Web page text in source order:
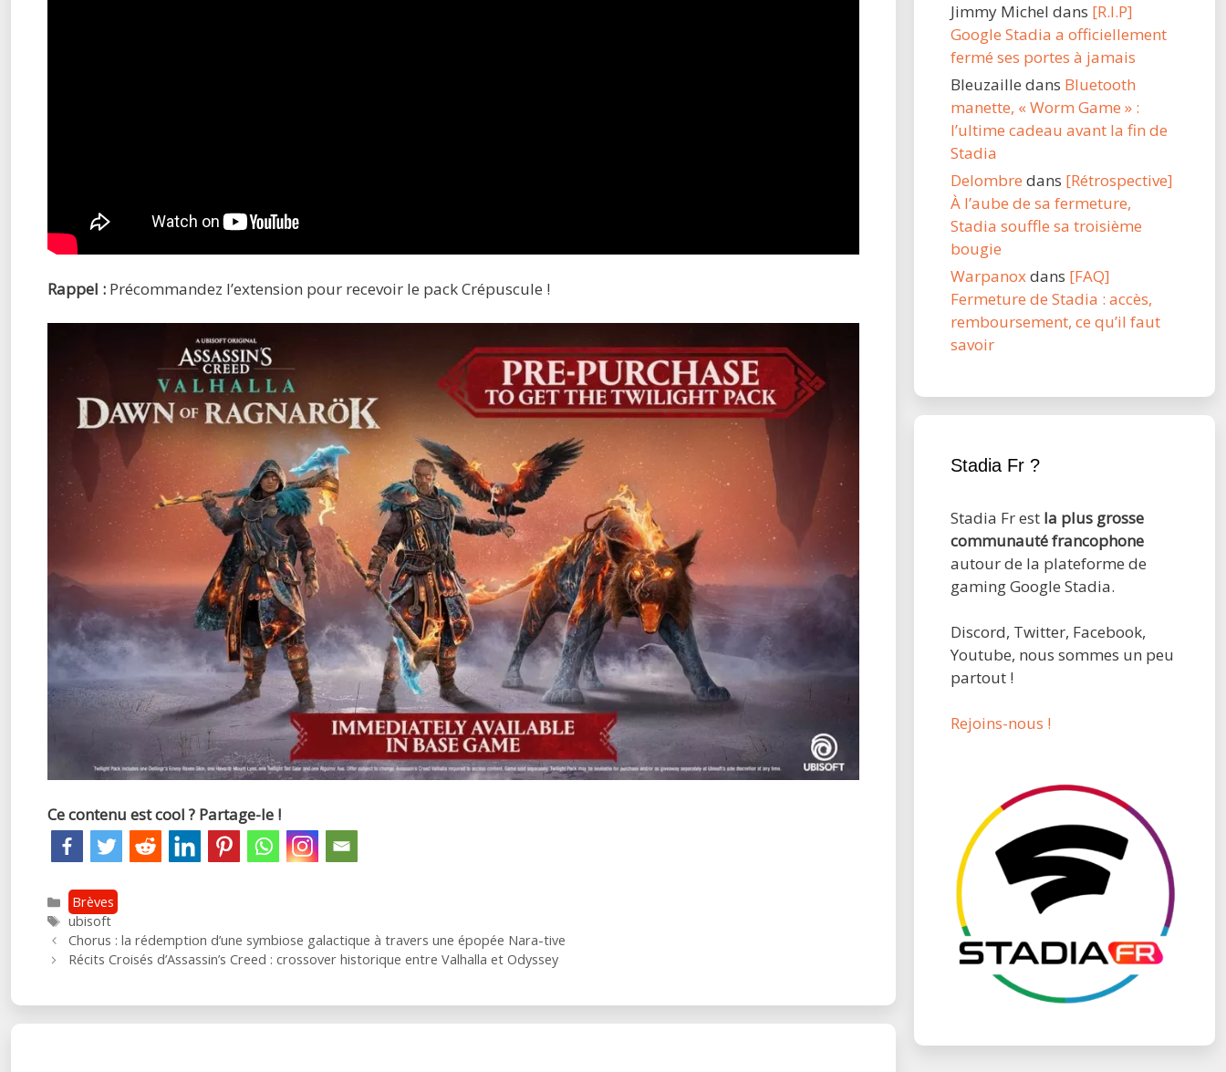
Rappel : Précommandez l’extension pour recevoir le pack Crépuscule !
Ce contenu est cool ? Partage-le !
Catégories
Brèves
Étiquettes
ubisoft
Post
navigation
Chorus : la rédemption d’une symbiose galactique à travers une épopée Nara-tive
Récits Croisés d’Assassin’s Creed : crossover historique entre Valhalla et Odyssey
Jimmy Michel dans [R.I.P]
Google Stadia a officiellement
fermé ses portes à jamais
Bleuzaille dans Bluetooth
manette, « Worm Game » :
l’ultime cadeau avant la fin de
Stadia
Delombre dans [Rétrospective]
À l’aube de sa fermeture,
Stadia souffle sa troisième
bougie
Warpanoxdans [FAQ]
Fermeture de Stadia : accès,
remboursement, ce qu’il faut
savoir
Stadia Fr ?
Stadia Fr est la plus grosse
communauté francophone
autour de la plateforme de
gaming Google Stadia.
Discord, Twitter, Facebook,
Youtube, nous sommes un peu
partout !
Rejoins-nous !